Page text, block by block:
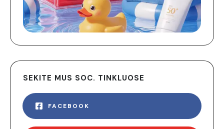
SEKITE MUS SOC. TINKLUOSE
FACEBOOK